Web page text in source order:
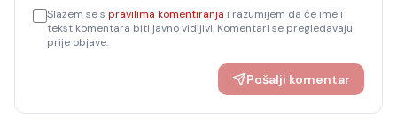
Slažem se s pravilima komentiranja i razumijem da će ime i
tekst komentara biti javno vidljivi. Komentari se pregledavaju
prije objave.
Pošalji komentar